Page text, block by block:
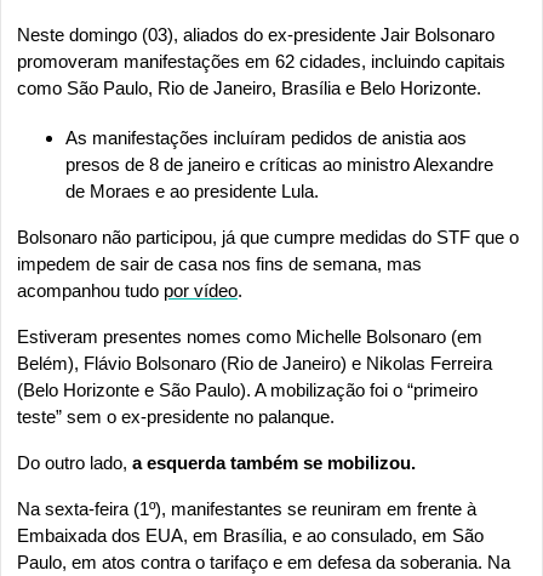
Neste domingo (03), aliados do ex-presidente Jair Bolsonaro
promoveram manifestações em 62 cidades, incluindo capitais
como São Paulo, Rio de Janeiro, Brasília e Belo Horizonte.
As manifestações incluíram pedidos de anistia aos
presos de 8 de janeiro e críticas ao ministro Alexandre
de Moraes e ao presidente Lula.
Bolsonaro não participou, já que cumpre medidas do STF que o
impedem de sair de casa nos fins de semana, mas
acompanhou tudo por vídeo.
Estiveram presentes nomes como Michelle Bolsonaro (em
Belém), Flávio Bolsonaro (Rio de Janeiro) e Nikolas Ferreira
(Belo Horizonte e São Paulo). A mobilização foi o “primeiro
teste” sem o ex-presidente no palanque.
Do outro lado, a esquerda também se mobilizou.
Na sexta-feira (1º), manifestantes se reuniram em frente à
Embaixada dos EUA, em Brasília, e ao consulado, em São
Paulo, em atos contra o tarifaço e em defesa da soberania. Na